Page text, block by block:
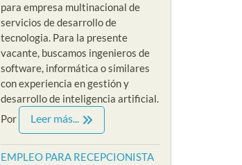
para empresa multinacional de
servicios de desarrollo de
tecnologia. Para la presente
vacante, buscamos ingenieros de
software, informática o similares
con experiencia en gestión y
desarrollo de inteligencia artificial.
Por
Leer más...
EMPLEO PARA RECEPCIONISTA